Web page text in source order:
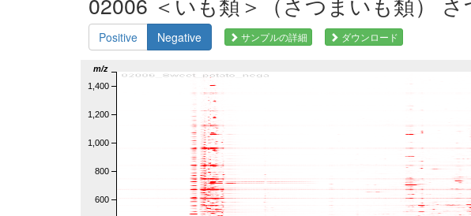
Positive Negative サンプルの詳細 ダウンロード
600
800
1,000
1,200
1,400
m/z